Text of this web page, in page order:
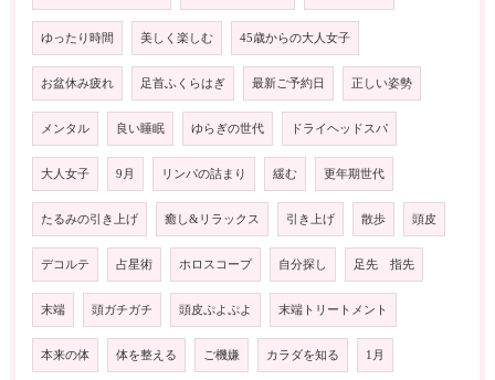
ゆったり時間 美しく楽しむ 45歳からの大人女子
お盆休み疲れ 足首ふくらはぎ 最新ご予約日 正しい姿勢
メンタル 良い睡眠 ゆらぎの世代 ドライヘッドスパ
大人女子 9月 リンパの詰まり 緩む 更年期世代
たるみの引き上げ 癒し&リラックス 引き上げ 散歩 頭皮
デコルテ 占星術 ホロスコープ 自分探し 足先 指先
末端 頭ガチガチ 頭皮ぷよぷよ 末端トリートメント
本来の体 体を整える ご機嫌 カラダを知る 1月